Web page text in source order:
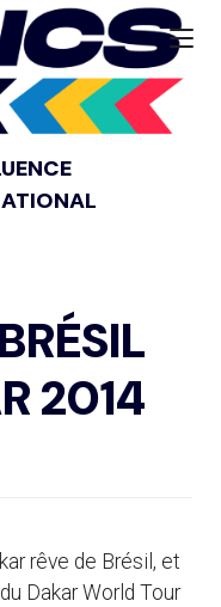
2014
rêve de Brésil, et
Dakar World Tour